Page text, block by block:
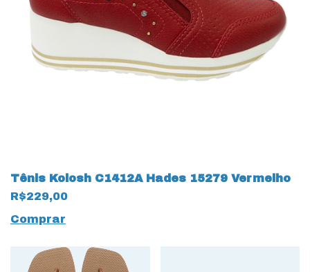
Tênis Kolosh C1412A Hades 15279 Vermelho
R$229,00
Comprar